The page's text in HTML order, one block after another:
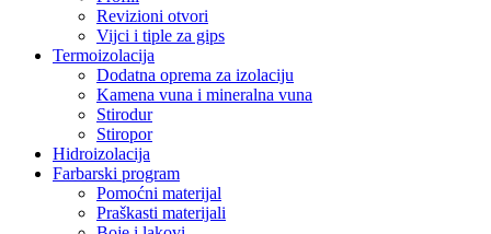
Revizioni otvori
Vijci i tiple za gips
Termoizolacija
Dodatna oprema za izolaciju
Kamena vuna i mineralna vuna
Stirodur
Stiropor
Hidroizolacija
Farbarski program
Pomoćni materijal
Praškasti materijali